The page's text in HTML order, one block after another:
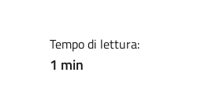
Tempo di lettura:
1 min